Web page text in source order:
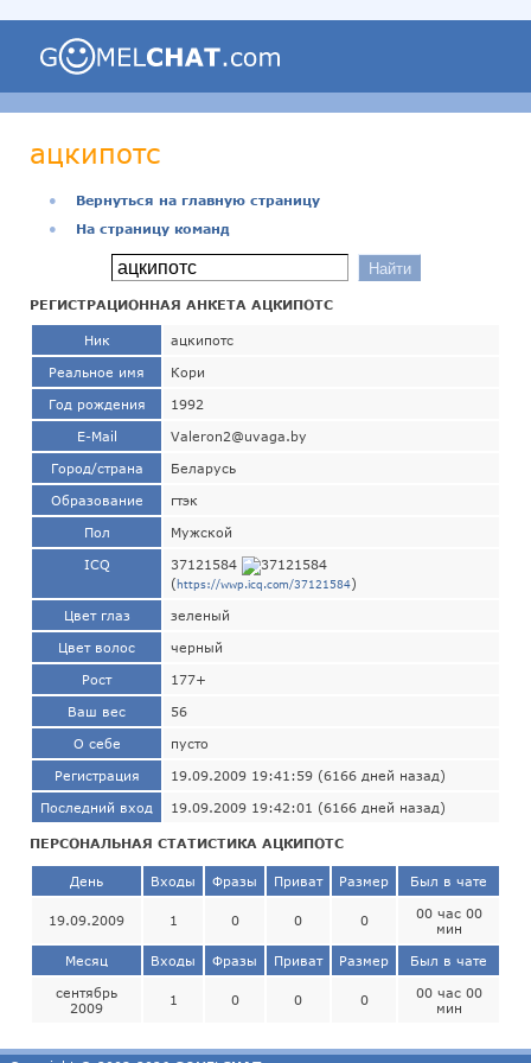
ацкипотс
●
Вернуться на главную страницу
●
На страницу команд
РЕГИСТРАЦИОННАЯ АНКЕТА АЦКИПОТС
Ник ацкипотс
Реальное имя Кори
Год рождения 1992
E-Mail Valeron2@uvaga.by
Город/страна Беларусь
Образование гтэк
Пол Мужской
ICQ
37121584
(https://wwp.icq.com/37121584)
Цвет глаз зеленый
Цвет волос черный
Рост 177+
Ваш вес 56
О себе пусто
Регистрация 19.09.2009 19:41:59 (6166 дней назад)
Последний вход 19.09.2009 19:42:01 (6166 дней назад)
ПЕРСОНАЛЬНАЯ СТАТИСТИКА АЦКИПОТС
День Входы Фразы Приват Размер Был в чате
19.09.2009 1 0 0 0
00 час 00
мин
Месяц Входы Фразы Приват Размер Был в чате
сентябрь
2009
1 0 0 0
00 час 00
мин